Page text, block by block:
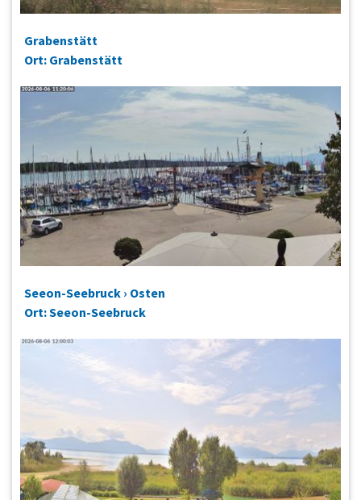
Grabenstätt
Ort: Grabenstätt
Seeon-Seebruck › Osten
Ort: Seeon-Seebruck